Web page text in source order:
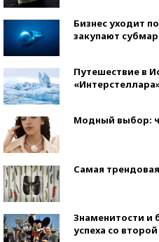
Бизнес уходит
закупают
Путешествие в
Модный выбор:
Самая
Знаменитости и
успеха со